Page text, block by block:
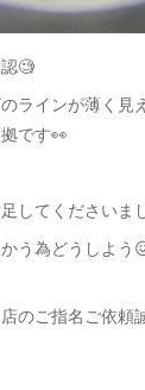
🧐
ラインが薄く見
です👀
してくださいま
う為どうしよう
のご指名ご依頼